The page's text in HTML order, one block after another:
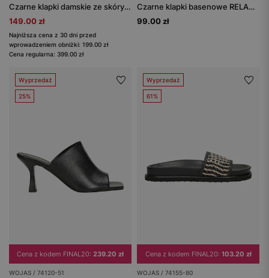
Czarne klapki damskie ze skóry licowej i raffii z kryształową ozdobą
149.00 zł
Najniższa cena z 30 dni przed
wprowadzeniem obniżki: 199.00 zł
Cena regularna: 399.00 zł
Czarne klapki basenowe RELAKS z matowym wykończeniem
99.00 zł
Wyprzedaż
25%
Cena z kodem FINAL20: 239.20 zł
WOJAS / 74120-51
Wyprzedaż
61%
Cena z kodem FINAL20: 103.20 zł
WOJAS / 74155-80